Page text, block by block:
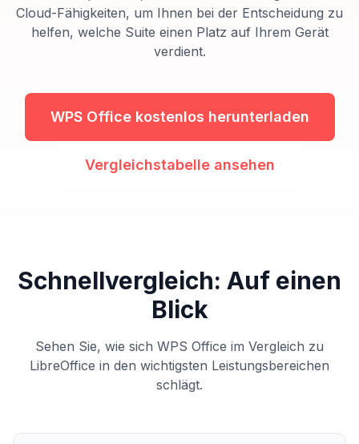
Cloud-Fähigkeiten, um Ihnen bei der Entscheidung zu
helfen, welche Suite einen Platz auf Ihrem Gerät
verdient.
WPS Office kostenlos herunterladen
Vergleichstabelle ansehen
Schnellvergleich: Auf einen
Blick
Sehen Sie, wie sich WPS Office im Vergleich zu
LibreOffice in den wichtigsten Leistungsbereichen
schlägt.